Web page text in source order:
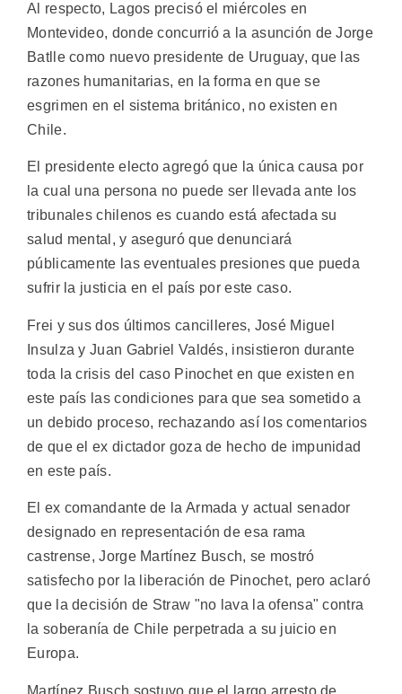
Al respecto, Lagos precisó el miércoles en
Montevideo, donde concurrió a la asunción de Jorge
Batlle como nuevo presidente de Uruguay, que las
razones humanitarias, en la forma en que se
esgrimen en el sistema británico, no existen en
Chile.
El presidente electo agregó que la única causa por
la cual una persona no puede ser llevada ante los
tribunales chilenos es cuando está afectada su
salud mental, y aseguró que denunciará
públicamente las eventuales presiones que pueda
sufrir la justicia en el país por este caso.
Frei y sus dos últimos cancilleres, José Miguel
Insulza y Juan Gabriel Valdés, insistieron durante
toda la crisis del caso Pinochet en que existen en
este país las condiciones para que sea sometido a
un debido proceso, rechazando así los comentarios
de que el ex dictador goza de hecho de impunidad
en este país.
El ex comandante de la Armada y actual senador
designado en representación de esa rama
castrense, Jorge Martínez Busch, se mostró
satisfecho por la liberación de Pinochet, pero aclaró
que la decisión de Straw "no lava la ofensa" contra
la soberanía de Chile perpetrada a su juicio en
Europa.
Martínez Busch sostuvo que el largo arresto de